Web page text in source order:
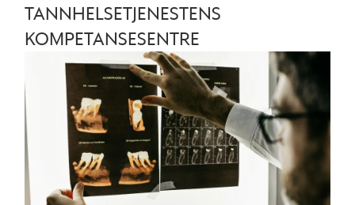
TANNHELSETJENESTENS
KOMPETANSESENTRE